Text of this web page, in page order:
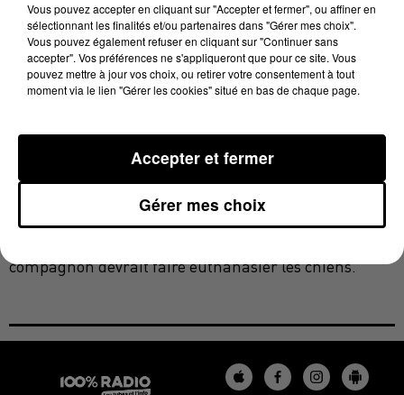
les circonstances de la mort de cette élue de 38 ans, et
une autopsie va être réalisée selon Frédéric Cousin,
substitut du procureur du parquet d'Albi.
corps sans vie, a trouvé leurs deux rottweilers, chiens
de catégorie 2 nécessitant un permis, à côté du
cadavre. Le parquet a indiqué que des traces de sang
compagnon devrait faire euthanasier les chiens.
Vous pouvez accepter en cliquant sur "Accepter et fermer", ou affiner en
sélectionnant les finalités et/ou partenaires dans "Gérer mes choix".
Vous pouvez également refuser en cliquant sur "Continuer sans
accepter". Vos préférences ne s'appliqueront que pour ce site. Vous
pouvez mettre à jour vos choix, ou retirer votre consentement à tout
moment via le lien "Gérer les cookies" situé en bas de chaque page.
Gérer mes choix
Accepter et fermer